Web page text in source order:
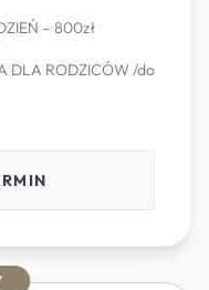
– 800zł
DLA RODZICÓW /do